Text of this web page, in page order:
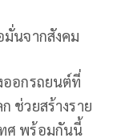
มั่นจากสังคม
ออกรถยนต์ที่
ช่วยสร้างราย
ศ พร้อมกันนี้